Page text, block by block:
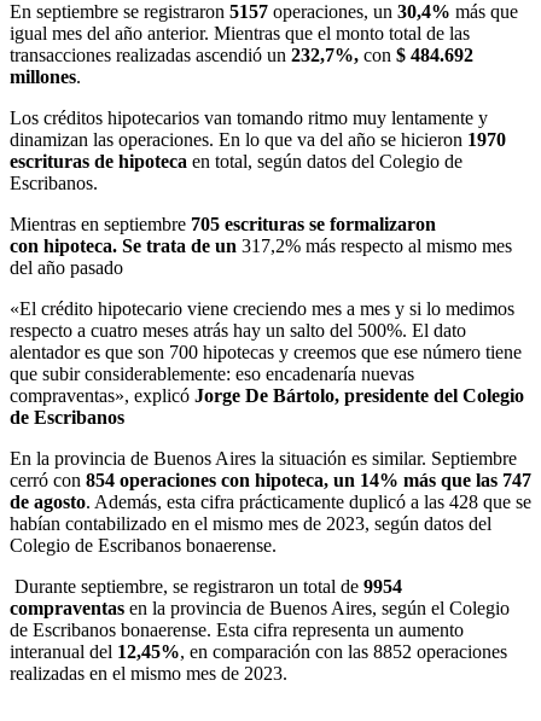
En septiembre se registraron 5157 operaciones, un 30,4% más que
igual mes del año anterior. Mientras que el monto total de las
transacciones realizadas ascendió un 232,7%, con $ 484.692
millones.
Los créditos hipotecarios van tomando ritmo muy lentamente y
dinamizan las operaciones. En lo que va del año se hicieron 1970
escrituras de hipoteca en total, según datos del Colegio de
Escribanos.
Mientras en septiembre 705 escrituras se formalizaron
con hipoteca. Se trata de un 317,2% más respecto al mismo mes
del año pasado
«El crédito hipotecario viene creciendo mes a mes y si lo medimos
respecto a cuatro meses atrás hay un salto del 500%. El dato
alentador es que son 700 hipotecas y creemos que ese número tiene
que subir considerablemente: eso encadenaría nuevas
compraventas», explicó Jorge De Bártolo, presidente del Colegio
de Escribanos
En la provincia de Buenos Aires la situación es similar. Septiembre
cerró con 854 operaciones con hipoteca, un 14% más que las 747
de agosto. Además, esta cifra prácticamente duplicó a las 428 que se
habían contabilizado en el mismo mes de 2023, según datos del
Colegio de Escribanos bonaerense.
Durante septiembre, se registraron un total de 9954
compraventas en la provincia de Buenos Aires, según el Colegio
de Escribanos bonaerense. Esta cifra representa un aumento
interanual del 12,45%, en comparación con las 8852 operaciones
realizadas en el mismo mes de 2023.